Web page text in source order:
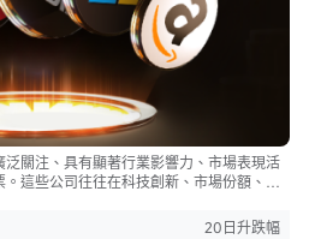
關注、具有顯著行業影響力、市場表現活
這些公司往往在科技創新、市場份額、品
濟具有顯著影響。
20日升跌幅